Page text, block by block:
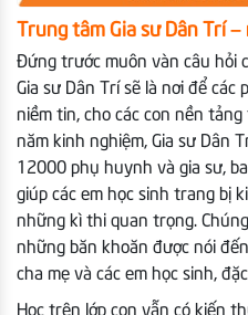
Trung tâm Gia sư Dân Trí
Đứng trước muôn vàn câu hỏi
Gia sư Dân Trí sẽ là nơi để
niềm tin, cho các con nền
năm kinh nghiệm, Gia sư Dân
12000 phụ huynh và gia sư,
giúp các em học sinh trang bị
những kì thi quan trọng.
những băn khoăn được nói
cha mẹ và các em học sinh,
Học trên lớp con vẫn có kiến